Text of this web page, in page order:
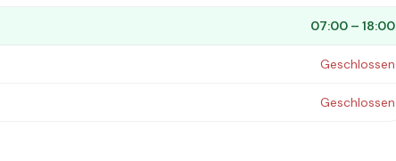
07:00 – 18:00
Geschlossen
Geschlossen